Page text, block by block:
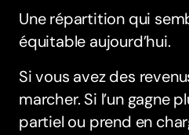
Une répartition qui
équitable aujourd’hui.
Si vous avez des
marcher. Si l’un gagne
partiel ou prend en